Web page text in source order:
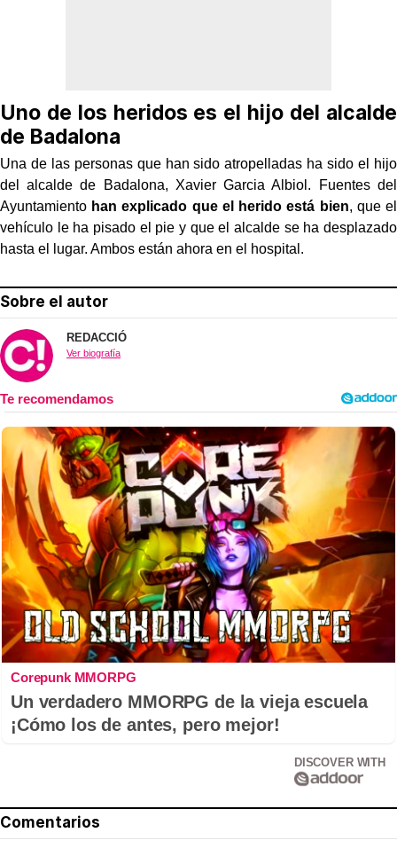
Uno de los heridos es el hijo del alcalde
de Badalona
Una de las personas que han sido atropelladas ha sido el hijo
del alcalde de Badalona, Xavier Garcia Albiol. Fuentes del
Ayuntamiento han explicado que el herido está bien, que el
vehículo le ha pisado el pie y que el alcalde se ha desplazado
hasta el lugar. Ambos están ahora en el hospital.
Sobre el autor
REDACCIÓ
Ver biografía
Corepunk MMORPG
Un verdadero MMORPG de la vieja escuela
¡Cómo los de antes, pero mejor!
DISCOVER WITH
Comentarios